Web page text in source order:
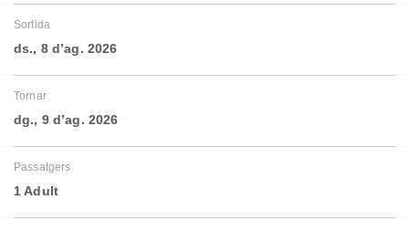
Sortida
ds., 8 d’ag. 2026
Tornar
dg., 9 d’ag. 2026
Passatgers
1 Adult